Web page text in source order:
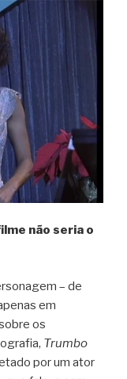
não seria o
– de
em
os
Trumbo
por um ator